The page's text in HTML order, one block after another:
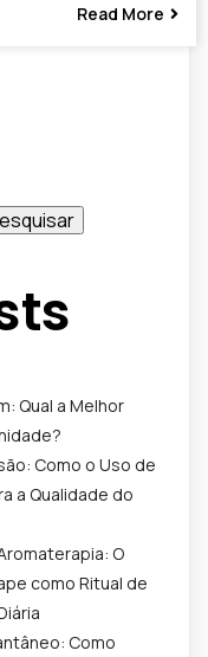
Read More
Qual a Melhor
Como o Uso de
a Qualidade do
O
como Ritual de
Como